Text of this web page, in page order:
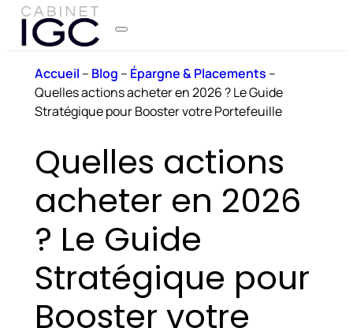
Accueil – Blog – Épargne & Placements –
Quelles actions acheter en 2026 ? Le Guide
Stratégique pour Booster votre Portefeuille
Quelles actions
acheter en 2026
? Le Guide
Stratégique pour
Booster votre